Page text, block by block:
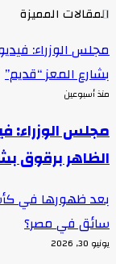
المميزة
الوزراء:
المعز “قديم”
أسبوعين
الوزراء:
برقوق
ظهورها في كأس
في مصر؟
30, 2026